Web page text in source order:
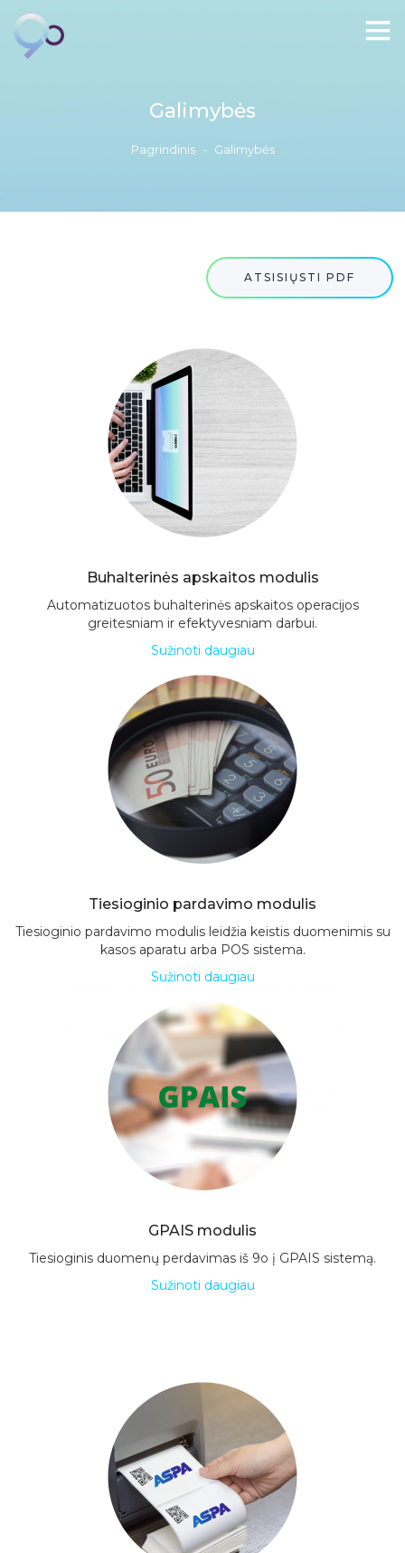
Galimybės
Pagrindinis - Galimybės
ATSISIŲSTI PDF
Buhalterinės apskaitos modulis
Automatizuotos buhalterinės apskaitos operacijos
greitesniam ir efektyvesniam darbui.
Sužinoti daugiau
Tiesioginio pardavimo modulis
Tiesioginio pardavimo modulis leidžia keistis duomenimis su
kasos aparatu arba POS sistema.
Sužinoti daugiau
GPAIS modulis
Tiesioginis duomenų perdavimas iš 9o į GPAIS sistemą.
Sužinoti daugiau